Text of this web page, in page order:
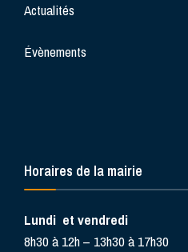
Actualités
Évènements
Horaires de la mairie
Lundi et vendredi
8h30 à 12h – 13h30 à 17h30